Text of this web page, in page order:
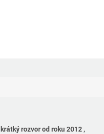
rozvor od roku 2012 ,